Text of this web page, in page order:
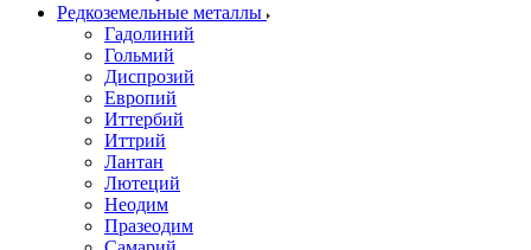
Редкоземельные металлы
Гадолиний
Гольмий
Диспрозий
Европий
Иттербий
Иттрий
Лантан
Лютеций
Неодим
Празеодим